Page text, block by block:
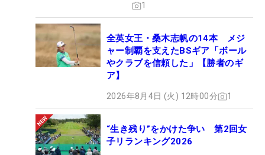
1
全英女王・桑木志帆の14本 メジ
ャー制覇を支えたBSギア「ボール
やクラブを信頼した」【勝者のギ
ア】
2026年8月4日 (火) 12時00分 1
“生き残り”をかけた争い 第2回女
子リランキング2026